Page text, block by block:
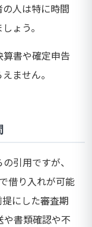
人は特に時間
ょう。
書や確定申告
ません。
引用ですが、
借り入れが可能
にした審査期
や書類確認や不